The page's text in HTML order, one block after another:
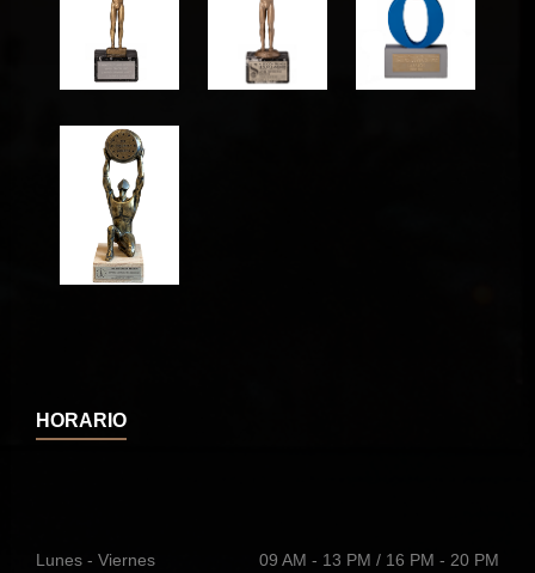
HORARIO
Lunes - Viernes 09 AM - 13 PM / 16 PM - 20 PM